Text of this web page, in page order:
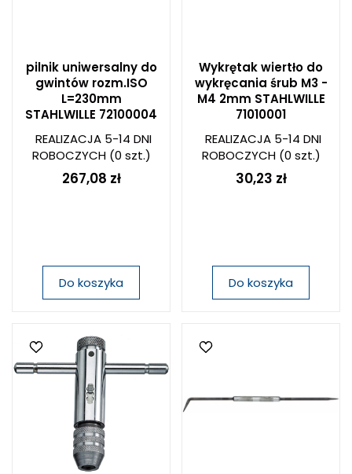
pilnik uniwersalny do
gwintów rozm.ISO
L=230mm
STAHLWILLE 72100004
REALIZACJA 5-14 DNI
ROBOCZYCH(0 szt.)
267,08 zł
Do koszyka
Wykrętak wiertło do
wykręcania śrub M3 -
M4 2mm STAHLWILLE
71010001
REALIZACJA 5-14 DNI
ROBOCZYCH(0 szt.)
30,23 zł
Do koszyka